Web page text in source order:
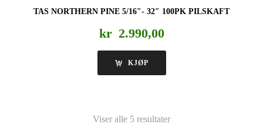
TAS NORTHERN PINE 5/16″- 32″ 100PK PILSKAFT
kr 2.990,00
KJØP
Viser alle 5 resultater